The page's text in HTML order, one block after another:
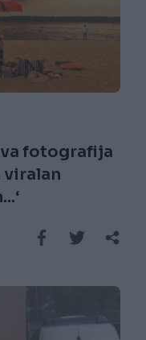
fotografija